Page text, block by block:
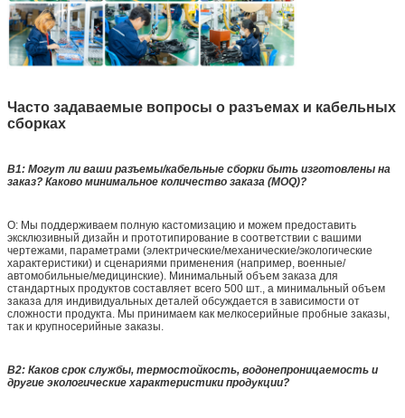
Часто задаваемые вопросы о разъемах и кабельных
сборках
В1: Могут ли ваши разъемы/кабельные сборки быть изготовлены на
заказ? Каково минимальное количество заказа (MOQ)?
О: Мы поддерживаем полную кастомизацию и можем предоставить
эксклюзивный дизайн и прототипирование в соответствии с вашими
чертежами, параметрами (электрические/механические/экологические
характеристики) и сценариями применения (например, военные/
автомобильные/медицинские). Минимальный объем заказа для
стандартных продуктов составляет всего 500 шт., а минимальный объем
заказа для индивидуальных деталей обсуждается в зависимости от
сложности продукта. Мы принимаем как мелкосерийные пробные заказы,
так и крупносерийные заказы.
В2: Каков срок службы, термостойкость, водонепроницаемость и
другие экологические характеристики продукции?